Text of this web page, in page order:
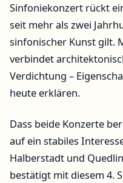
Sinfoniekonzert rückt
seit mehr als zwei
sinfonischer Kunst gilt.
verbindet
Verdichtung –
heute erklären.
Dass beide Konzerte
auf ein stabiles
Halberstadt und
bestätigt mit diesem 4.